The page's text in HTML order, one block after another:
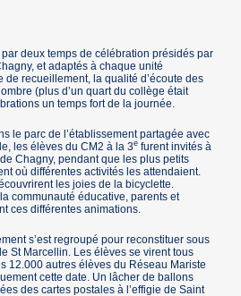
deux temps de célébration présidés par
et adaptés à chaque unité
de recueillement, la qualité d’écoute des
(plus d’un quart du collège était
un temps fort de la journée.
le parc de l’établissement partagée avec
les élèves du CM2 à la 3e furent invités à
Chagny, pendant que les plus petits
où différentes activités les attendaient.
les joies de la bicyclette.
communauté éducative, parents et
ces différentes animations.
s’est regroupé pour reconstituer sous
St Marcellin. Les élèves se virent tous
12.000 autres élèves du Réseau Mariste
cette date. Un lâcher de ballons
des cartes postales à l’effigie de Saint